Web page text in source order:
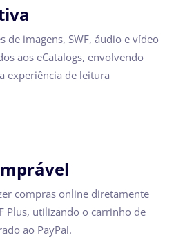
de imagens, SWF, áudio e vídeo
aos eCatalogs, envolvendo
experiência de leitura
compras online diretamente
Plus, utilizando o carrinho de
ao PayPal.